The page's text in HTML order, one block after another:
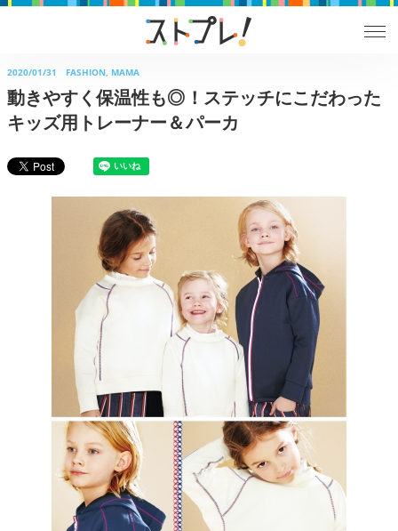
2020/01/31 FASHION, MAMA
動きやすく保温性も◎！ステッチにこだわった
キッズ用トレーナー＆パーカ